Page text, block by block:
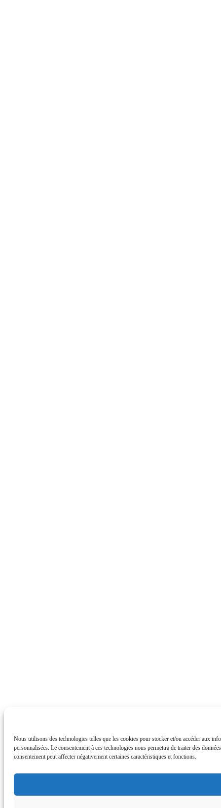
Nous utilisons des technologies telles que les cookies pour stocker et/ou accéder aux
personnalisées. Le consentement à ces technologies nous permettra de traiter des
consentement peut affecter négativement certaines caractéristiques et fonctions.